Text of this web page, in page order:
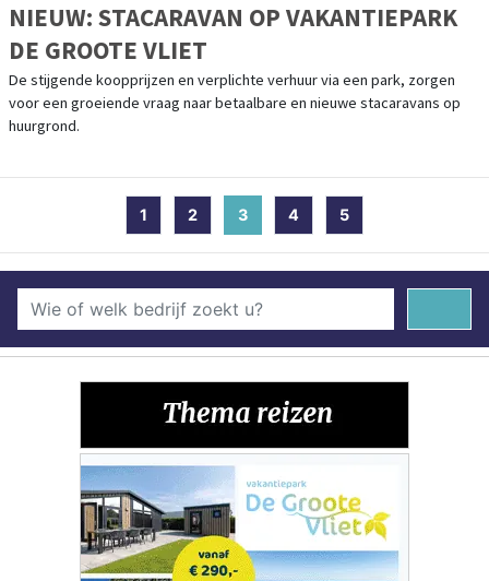
NIEUW: STACARAVAN OP VAKANTIEPARK
DE GROOTE VLIET
De stijgende koopprijzen en verplichte verhuur via een park, zorgen
voor een groeiende vraag naar betaalbare en nieuwe stacaravans op
huurgrond.
1 2 3 (current)
4 5